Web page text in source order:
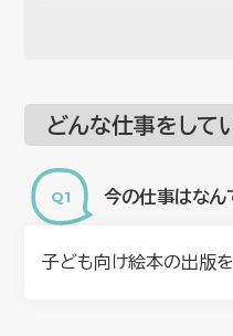
どんな仕事をして
今の仕事はなん
子ども向け絵本の出版を